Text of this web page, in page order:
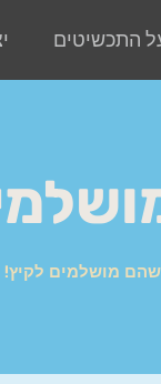
התכשיטים